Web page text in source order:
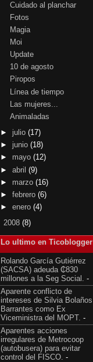
Cuidado al planchar
Fotos
Magia
Moi
Update
10 de agosto
Piropos
Línea de tiempo
Las mujeres...
Animaladas
► julio(17)
► junio(18)
► mayo(12)
►abril(9)
► marzo(16)
►febrero(6)
►enero(4)
2008 (8)
Lo ultimo en Ticoblogger
Rolando García Gutiérrez
(SACSA) adeuda ₵830
millones a la Seg Social.
-
Aparente conflicto de
intereses de Silvia Bolaños
Barrantes como Ex
Viceministra del MOPT. -
Aparentes acciones
irregulares de Metrocoop
(autobusera) para evitar
control del FISCO. -